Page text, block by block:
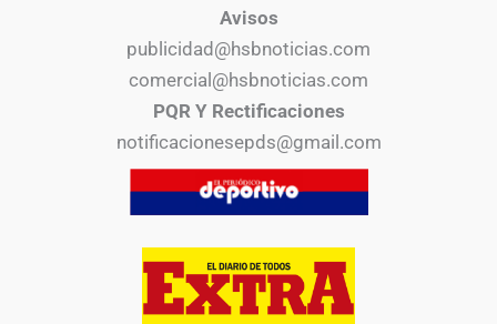
Avisos
publicidad@hsbnoticias.com
comercial@hsbnoticias.com
PQR Y Rectificaciones
notificacionesepds@gmail.com